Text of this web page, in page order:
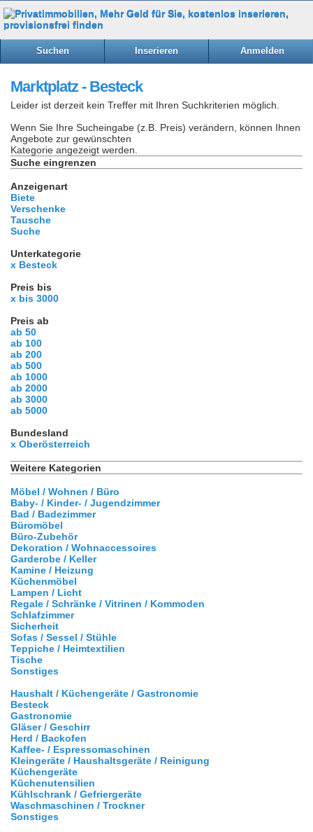
Suchen Inserieren Anmelden
Marktplatz - Besteck
Leider ist derzeit kein Treffer mit Ihren Suchkriterien möglich.
Wenn Sie Ihre Sucheingabe (z.B. Preis) verändern, können Ihnen
Angebote zur gewünschten
Kategorie angezeigt werden.
Suche eingrenzen
Anzeigenart
Biete
Verschenke
Tausche
Suche
Unterkategorie
x Besteck
Preis bis
x bis 3000
Preis ab
ab 50
ab 100
ab 200
ab 500
ab 1000
ab 2000
ab 3000
ab 5000
Bundesland
x Oberösterreich
Weitere Kategorien
Möbel / Wohnen / Büro
Baby- / Kinder- / Jugendzimmer
Bad / Badezimmer
Büromöbel
Büro-Zubehör
Dekoration / Wohnaccessoires
Garderobe / Keller
Kamine / Heizung
Küchenmöbel
Lampen / Licht
Regale / Schränke / Vitrinen / Kommoden
Schlafzimmer
Sicherheit
Sofas / Sessel / Stühle
Teppiche / Heimtextilien
Tische
Sonstiges
Haushalt / Küchengeräte / Gastronomie
Besteck
Gastronomie
Gläser / Geschirr
Herd / Backofen
Kaffee- / Espressomaschinen
Kleingeräte / Haushaltsgeräte / Reinigung
Küchengeräte
Küchenutensilien
Kühlschrank / Gefriergeräte
Waschmaschinen / Trockner
Sonstiges